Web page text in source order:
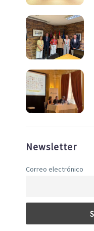
Newsletter
Correo electrónico